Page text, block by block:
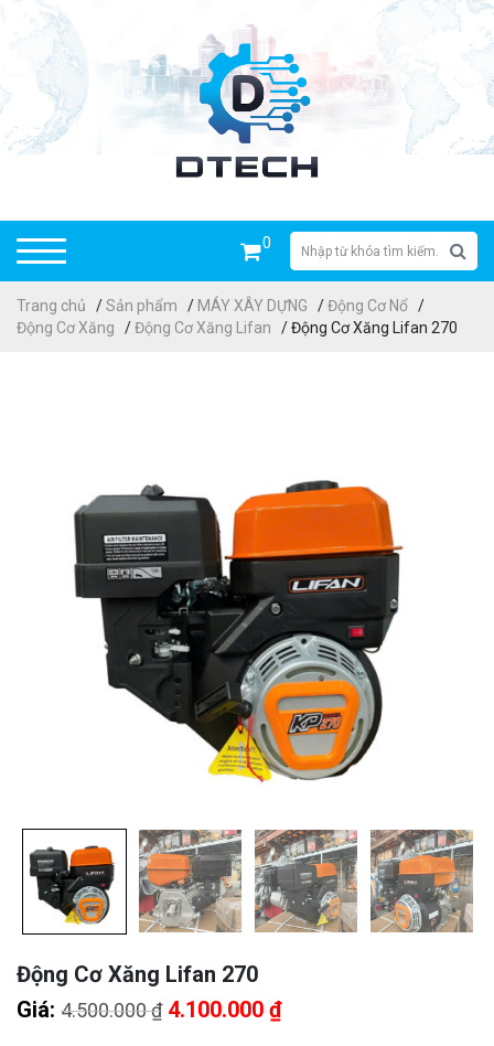
0
Trang chủ /Sản phẩm / MÁY XÂY DỰNG /Động Cơ Nổ /
Động Cơ Xăng
/Động Cơ Xăng Lifan / Động Cơ Xăng Lifan 270
Động Cơ Xăng Lifan 270
Giá: 4.500.000₫ Giá
4.100.000 ₫Giá